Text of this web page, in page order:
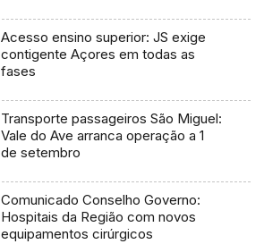
Acesso ensino superior: JS exige
contigente Açores em todas as
fases
Transporte passageiros São Miguel:
Vale do Ave arranca operação a 1
de setembro
Comunicado Conselho Governo:
Hospitais da Região com novos
equipamentos cirúrgicos